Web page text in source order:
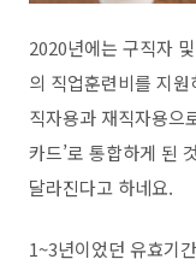
2020년에는 구직자
의 직업훈련비를 지
직자용과 재직자용으
카드’로 통합하게 된
달라진다고 하네요.
1~3년이었던 유효기